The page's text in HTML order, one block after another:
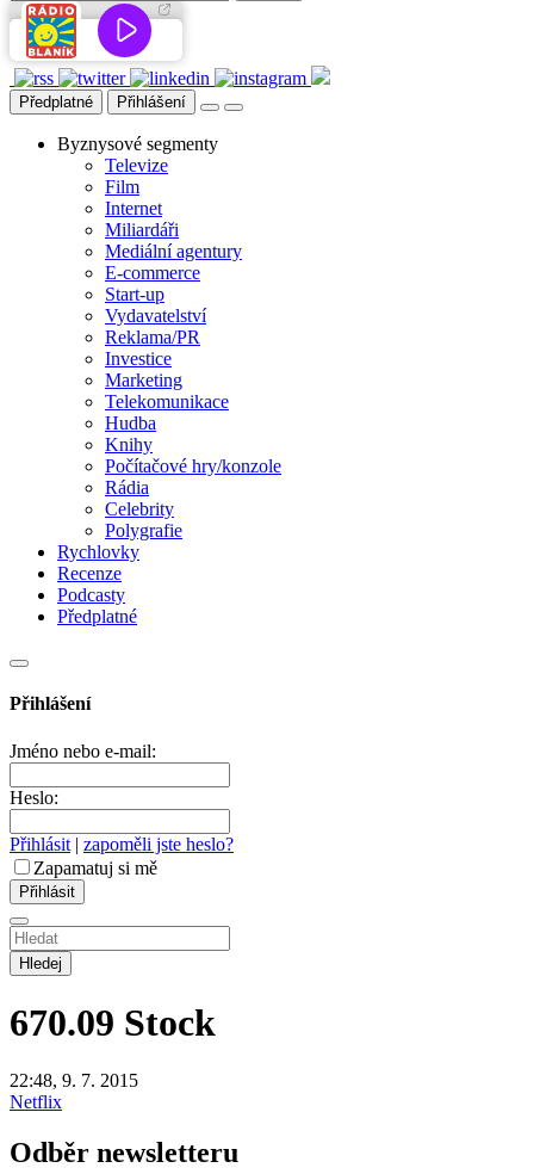
Předplatné Přihlášení
Byznysové segmenty
Televize
Film
Internet
Miliardáři
Mediální agentury
E-commerce
Start-up
Vydavatelství
Reklama/PR
Investice
Marketing
Telekomunikace
Hudba
Knihy
Počítačové hry/konzole
Rádia
Celebrity
Polygrafie
Rychlovky
Recenze
Podcasty
Předplatné
Přihlášení
Jméno nebo e-mail:
Heslo:
Přihlásit | zapoměli jste heslo?
Zapamatuj si mě
Hledej
670.09 Stock
22:48, 9. 7. 2015
Netflix
Odběr newsletteru